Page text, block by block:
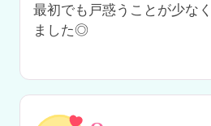
最初でも戸惑うことが少な
ました◎